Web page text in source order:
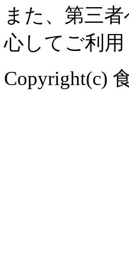
また、第三
心してご利用
Copyright(c)